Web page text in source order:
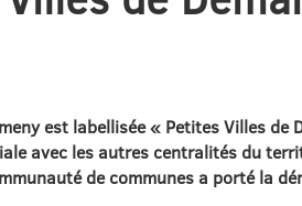
est labellisée « Petites Villes
avec les autres centralités du
de communes a porté la